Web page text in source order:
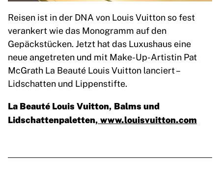
Reisen ist in der DNA von Louis Vuitton so fest
verankert wie das Monogramm auf den
Gepäckstücken. Jetzt hat das Luxushaus eine
neue angetreten und mit Make-Up-Artistin Pat
McGrath La Beauté Louis Vuitton lanciert –
Lidschatten und Lippenstifte.
La Beauté Louis Vuitton, Balms und
Lidschattenpaletten, www.louisvuitton.com